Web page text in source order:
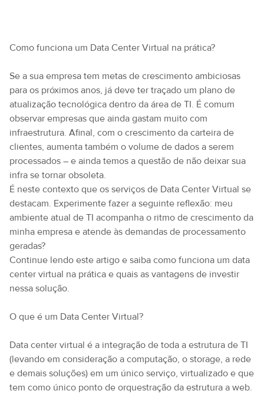
Como funciona um Data Center Virtual na prática?
Se a sua empresa tem metas de crescimento ambiciosas
para os próximos anos, já deve ter traçado um plano de
atualização tecnológica dentro da área de TI. É comum
observar empresas que ainda gastam muito com
infraestrutura. Afinal, com o crescimento da carteira de
clientes, aumenta também o volume de dados a serem
processados – e ainda temos a questão de não deixar sua
infra se tornar obsoleta.
É neste contexto que os serviços de Data Center Virtual se
destacam. Experimente fazer a seguinte reflexão: meu
ambiente atual de TI acompanha o ritmo de crescimento da
minha empresa e atende às demandas de processamento
geradas?
Continue lendo este artigo e saiba como funciona um data
center virtual na prática e quais as vantagens de investir
nessa solução.
O que é um Data Center Virtual?
Data center virtual é a integração de toda a estrutura de TI
(levando em consideração a computação, o storage, a rede
e demais soluções) em um único serviço, virtualizado e que
tem como único ponto de orquestração da estrutura a web.